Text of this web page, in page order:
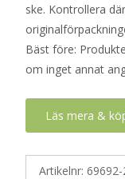
ske. Kontrollera
Bäst före:
om inget annat
Läs mera &
Artikelnr: 69692-